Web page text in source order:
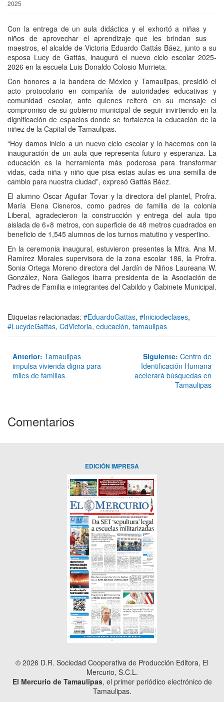
2025
Con la entrega de un aula didáctica y el exhortó a niñas y
niños de aprovechar el aprendizaje que les brindan sus
maestros, el alcalde de Victoria Eduardo Gattás Báez, junto a su
esposa Lucy de Gattás, inauguró el nuevo ciclo escolar 2025-
2026 en la escuela Luis Donaldo Colosio Murrieta.
Con honores a la bandera de México y Tamaulipas, presidió el
acto protocolario en compañía de autoridades educativas y
comunidad escolar, ante quienes reiteró en su mensaje el
compromiso de su gobierno municipal de seguir invirtiendo en la
dignificación de espacios donde se fortalezca la educación de la
niñez de la Capital de Tamaulipas.
“Hoy damos inicio a un nuevo ciclo escolar y lo hacemos con la
inauguración de un aula que representa futuro y esperanza. La
educación es la herramienta más poderosa para transformar
vidas, cada niña y niño que pisa estas aulas es una semilla de
cambio para nuestra ciudad”, expresó Gattás Báez.
El alumno Oscar Aguilar Tovar y la directora del plantel, Profra.
María Elena Cisneros, como padres de familia de la colonia
Liberal, agradecieron la construcción y entrega del aula tipo
aislada de 6×8 metros, con superficie de 48 metros cuadrados en
beneficio de 1,545 alumnos de los turnos matutino y vespertino.
En la ceremonia inaugural, estuvieron presentes la Mtra. Ana M.
Ramírez Morales supervisora de la zona escolar 186, la Profra.
Sonia Ortega Moreno directora del Jardín de Niños Laureana W.
González, Nora Gallegos Ibarra presidenta de la Asociación de
Padres de Familia e integrantes del Cabildo y Gabinete Municipal.
Etiquetas relacionadas: #EduardoGattas, #Iniciodeclases,
#LucydeGattas, CdVictoria, educación, tamaulipas
Anterior: Tamaulipas
impulsa vivienda digna para
miles de familias
Siguiente: Centro de
Identificación Humana
acelerará búsquedas en
Tamaulipas
Comentarios
EDICIÓN IMPRESA
© 2026 D.R. Sociedad Cooperativa de Producción Editora, El
Mercurio, S.C.L.
El Mercurio de Tamaulipas, el primer periódico electrónico de
Tamaulipas.